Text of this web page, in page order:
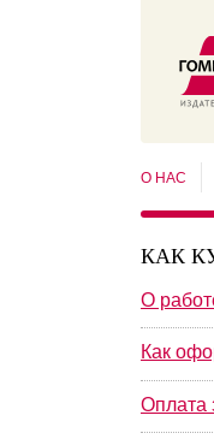
О НАС
КАК
О
Как
Оплата